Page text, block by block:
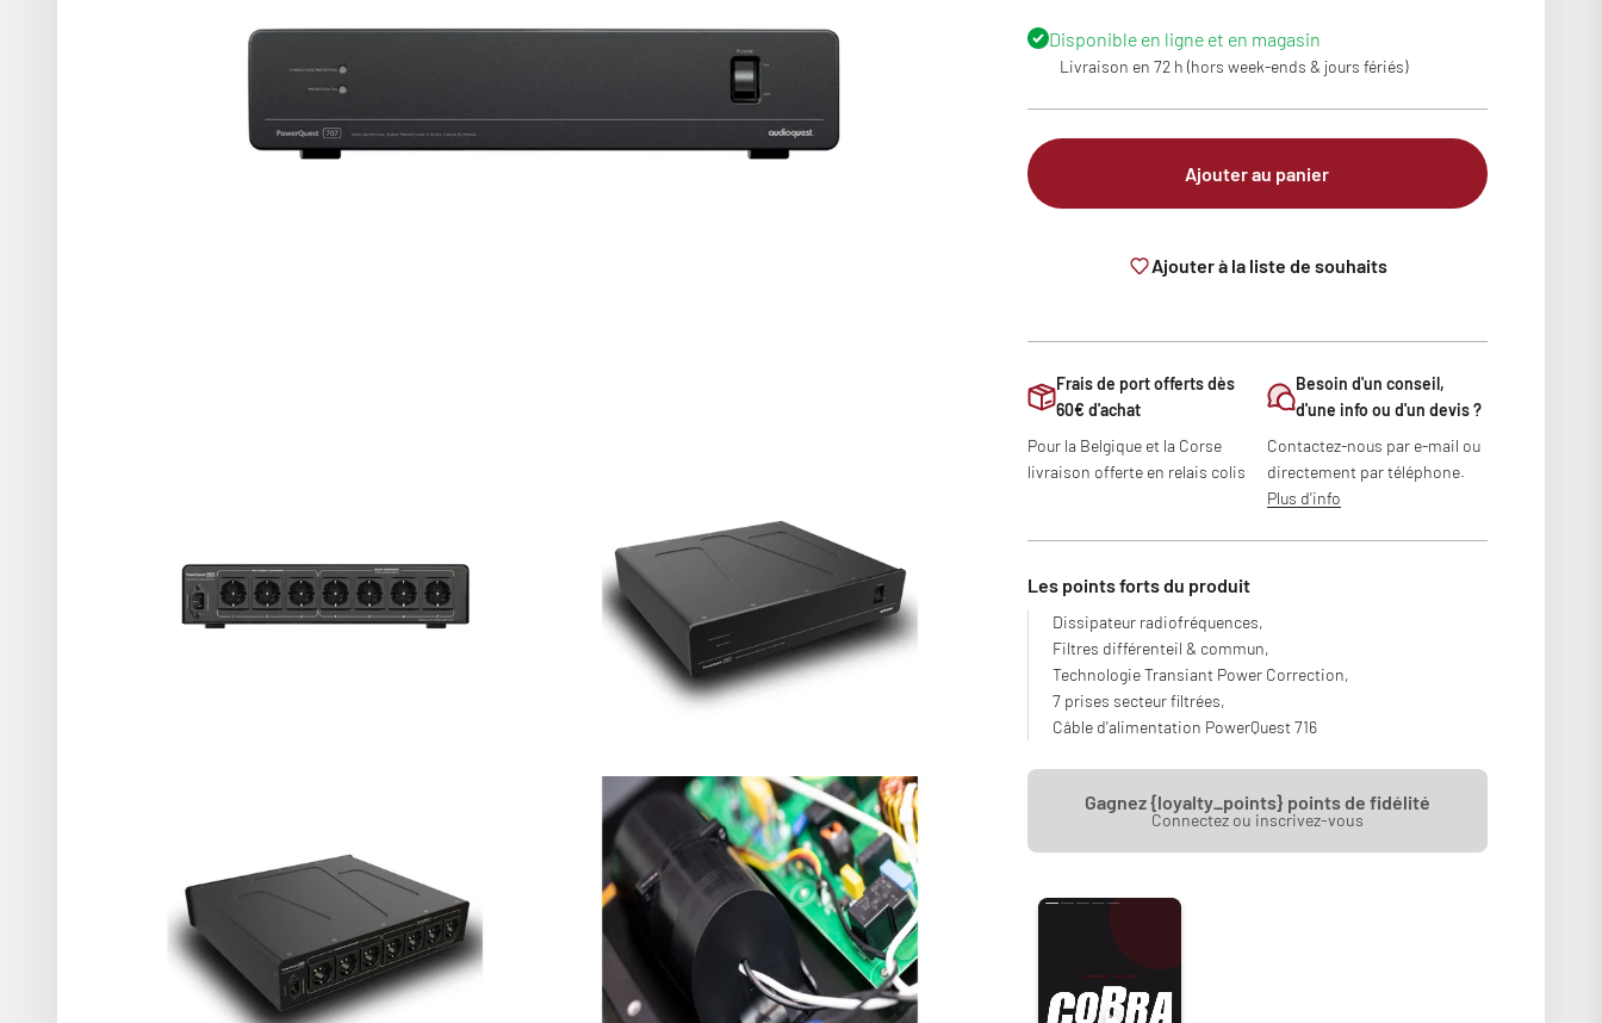
Disponible en ligne et en magasin
Livraison en 72 h (hors week-ends & jours fériés)
Ajouter au panier
Ajouter à la liste de souhaits
Frais de port offerts dès
60€ d'achat
Pour la Belgique et la Corse
livraison offerte en relais colis
Besoin d'un conseil,
d'une info ou d'un devis ?
Contactez-nous par e-mail ou
directement par téléphone.
Plus d'info
Les points forts du produit
Dissipateur radiofréquences,
Filtres différenteil & commun,
Technologie Transiant Power Correction,
7 prises secteur filtrées,
Câble d'alimentation PowerQuest 716
Gagnez {loyalty_points} points de fidélité
Connectez ou inscrivez-vous